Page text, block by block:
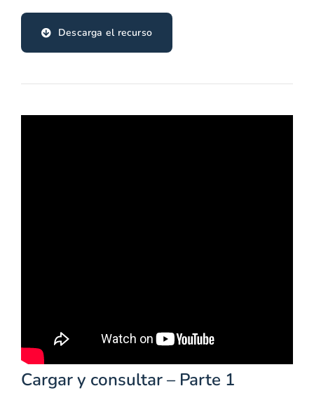
Descarga el recurso
Cargar y consultar – Parte 1